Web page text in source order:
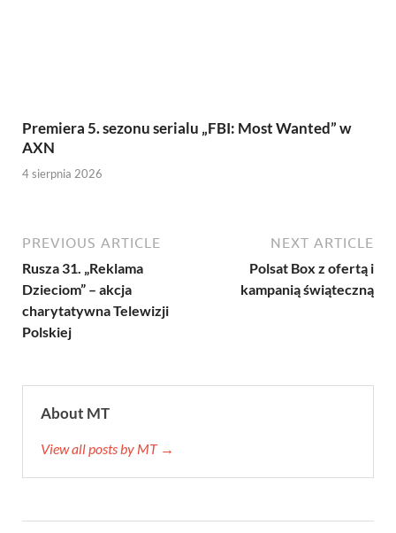
Premiera 5. sezonu serialu „FBI: Most Wanted” w
AXN
4 sierpnia 2026
PREVIOUS ARTICLE
Rusza 31. „Reklama
Dzieciom” – akcja
charytatywna Telewizji
Polskiej
NEXT ARTICLE
Polsat Box z ofertą i
kampanią świąteczną
About MT
View all posts by MT →